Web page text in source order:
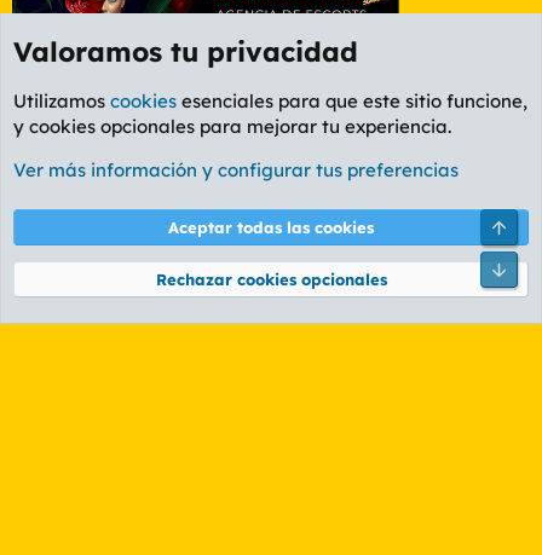
Etiquetas
Cookies
PL OLDSTYLE AMARILLO
Términos y reglas Política de privacidad Ayuda
Community platform by XenForo® © 2010-2026 XenForo Ltd.
Valoramos tu privacidad
Utilizamos cookies esenciales para que este sitio funcione,
y cookies opcionales para mejorar tu experiencia.
Ver más información y configurar tus preferencias
Aceptar todas las cookies
Rechazar cookies opcionales
Pie